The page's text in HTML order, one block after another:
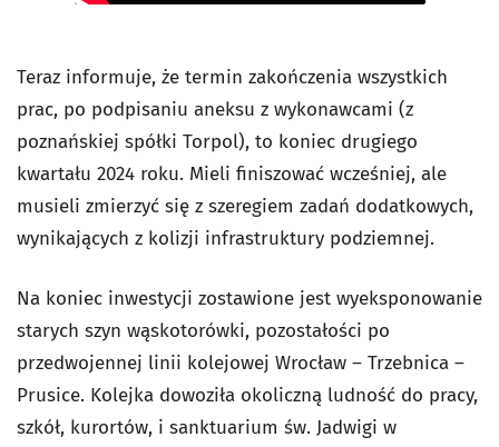
Teraz informuje, że termin zakończenia wszystkich
prac, po podpisaniu aneksu z wykonawcami (z
poznańskiej spółki Torpol), to koniec drugiego
kwartału 2024 roku. Mieli finiszować wcześniej, ale
musieli zmierzyć się z szeregiem zadań dodatkowych,
wynikających z kolizji infrastruktury podziemnej.
Na koniec inwestycji zostawione jest wyeksponowanie
starych szyn wąskotorówki, pozostałości po
przedwojennej linii kolejowej Wrocław – Trzebnica –
Prusice. Kolejka dowoziła okoliczną ludność do pracy,
szkół, kurortów, i sanktuarium św. Jadwigi w